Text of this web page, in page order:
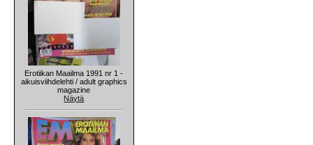
Erotiikan Maailma 1991 nr 1 -
aikuisviihdelehti / adult graphics
magazine
Näytä